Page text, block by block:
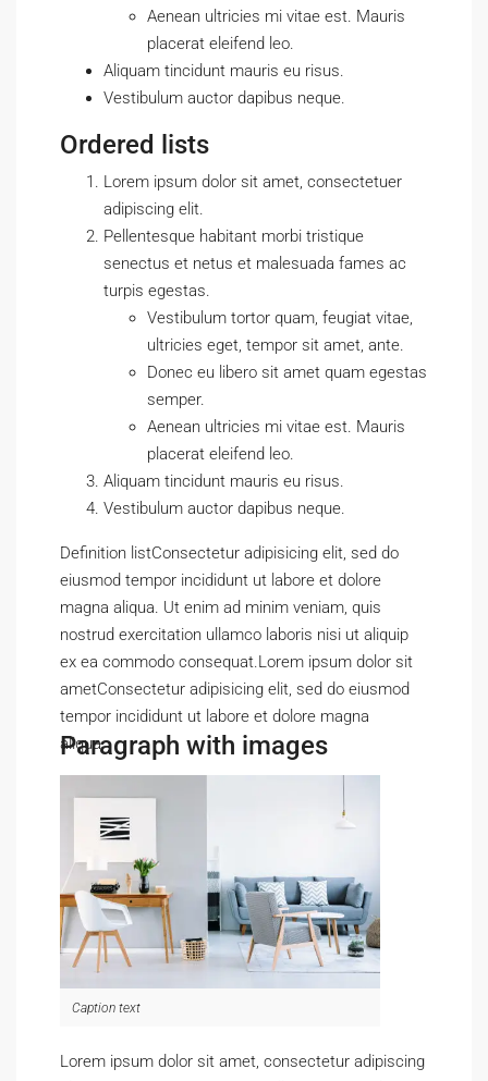
Aenean ultricies mi vitae est. Mauris
placerat eleifend leo.
Aliquam tincidunt mauris eu risus.
Vestibulum auctor dapibus neque.
Ordered lists
Lorem ipsum dolor sit amet, consectetuer
adipiscing elit.
Pellentesque habitant morbi tristique
senectus et netus et malesuada fames ac
turpis egestas.
Vestibulum tortor quam, feugiat vitae,
ultricies eget, tempor sit amet, ante.
Donec eu libero sit amet quam egestas
semper.
Aenean ultricies mi vitae est. Mauris
placerat eleifend leo.
Aliquam tincidunt mauris eu risus.
Vestibulum auctor dapibus neque.
Definition listConsectetur adipisicing elit, sed do
eiusmod tempor incididunt ut labore et dolore
magna aliqua. Ut enim ad minim veniam, quis
nostrud exercitation ullamco laboris nisi ut aliquip
ex ea commodo consequat.Lorem ipsum dolor sit
ametConsectetur adipisicing elit, sed do eiusmod
tempor incididunt ut labore et dolore magna
aliqua.
Paragraph with images
Caption text
Lorem ipsum dolor sit amet, consectetur adipiscing